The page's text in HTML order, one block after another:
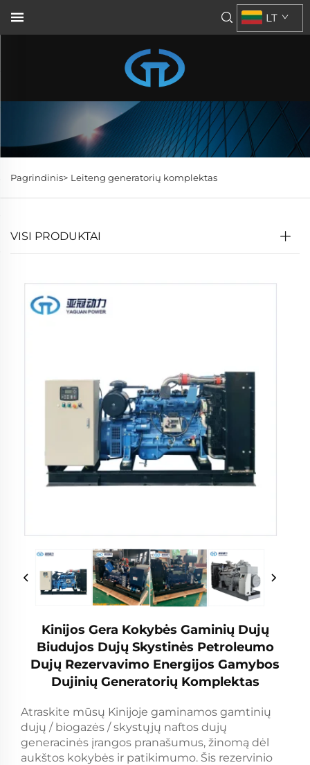
LT
Pagrindinis> Leiteng generatorių komplektas
VISI PRODUKTAI
Kinijos Gera Kokybės Gaminių Dujų
Biudujos Dujų Skystinės Petroleumo
Dujų Rezervavimo Energijos Gamybos
Dujinių Generatorių Komplektas
Atraskite mūsų Kinijoje gaminamos gamtinių
dujų / biogazės / skystųjų naftos dujų
generacinės įrangos pranašumus, žinomą dėl
aukštos kokybės ir patikimumo. Šis rezervinio